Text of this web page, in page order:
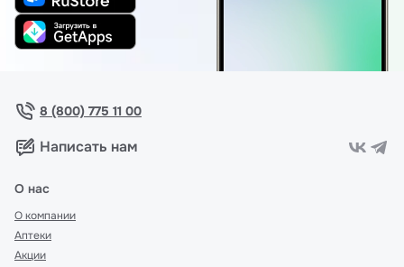
8 (800) 775 11 00
Написать нам
О нас
О компании
Аптеки
Акции